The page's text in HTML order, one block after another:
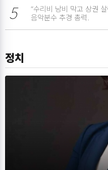
5
“수리비 낭비 막고 상권
음악분수 추경 총력.
정치